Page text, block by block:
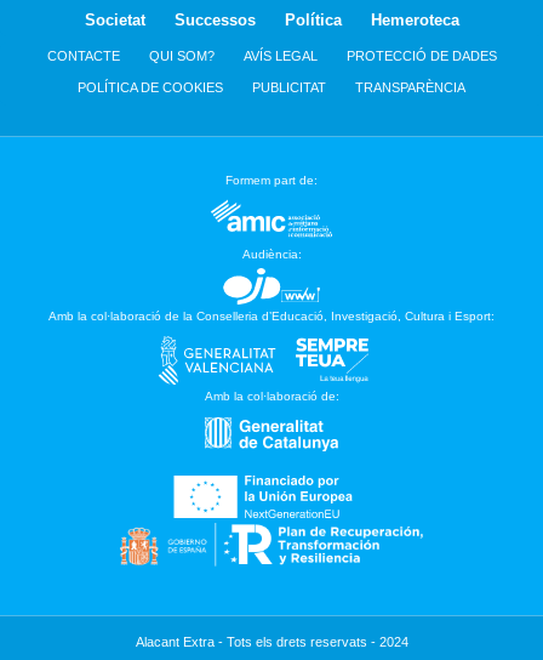
Societat
Successos Política Hemeroteca
CONTACTE QUI SOM? AVÍS LEGAL PROTECCIÓ DE DADES
POLÍTICA DE COOKIES PUBLICITAT TRANSPARÈNCIA
Formem part de:
Audiència:
Amb la col·laboració de la Conselleria d’Educació, Investigació, Cultura i Esport:
Amb la col·laboració de:
Alacant Extra - Tots els drets reservats - 2024